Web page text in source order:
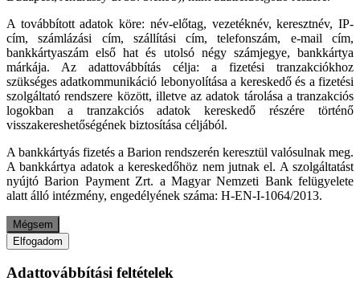
A továbbított adatok köre: név-előtag, vezetéknév, keresztnév, IP-
cím, számlázási cím, szállítási cím, telefonszám, e-mail cím,
bankkártyaszám első hat és utolsó négy számjegye, bankkártya
márkája. Az adattovábbítás célja: a fizetési tranzakciókhoz
szükséges adatkommunikáció lebonyolítása a kereskedő és a fizetési
szolgáltató rendszere között, illetve az adatok tárolása a tranzakciós
logokban a tranzakciós adatok kereskedő részére történő
visszakereshetőségének biztosítása céljából.
A bankkártyás fizetés a Barion rendszerén keresztül valósulnak meg.
A bankkártya adatok a kereskedőhöz nem jutnak el. A szolgáltatást
nyújtó Barion Payment Zrt. a Magyar Nemzeti Bank felügyelete
alatt álló intézmény, engedélyének száma: H-EN-I-1064/2013.
Mégsem
Elfogadom
Adattovábbítási feltételek